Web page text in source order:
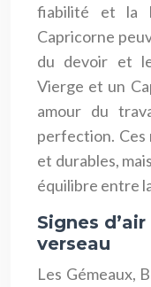
fiabilité et la
Capricorne
du devoir et
Vierge et un
amour du
perfection.
et durables,
équilibre entre
Signes
verseau
Les Gémeaux,